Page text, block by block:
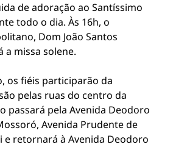
de adoração ao Santíssimo
todo o dia. Às 16h, o
Dom João Santos
a missa solene.
os fiéis participarão da
pelas ruas do centro da
passará pela Avenida Deodoro
Avenida Prudente de
e retornará à Avenida Deodoro